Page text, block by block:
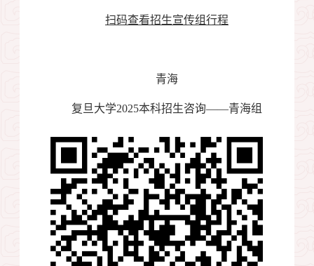
扫码查看招生宣传组行程
青海
复旦大学2025本科招生咨询——青海组